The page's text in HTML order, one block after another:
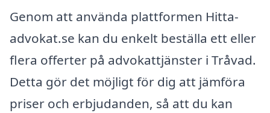
Genom att använda plattformen Hitta-
advokat.se kan du enkelt beställa ett eller
flera offerter på advokattjänster i Tråvad.
Detta gör det möjligt för dig att jämföra
priser och erbjudanden, så att du kan